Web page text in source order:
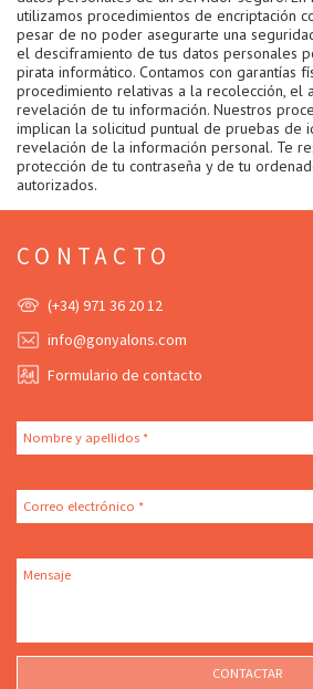
utilizamos procedimientos de encriptación
pesar de no poder asegurarte una
el desciframiento de tus datos personales
pirata informático. Contamos con garantías
procedimiento relativas a la recolección, el
revelación de tu información. Nuestros
implican la solicitud puntual de pruebas de
revelación de la información personal. Te
protección de tu contraseña y de tu
autorizados.
CONTACTO
(+34) 971 36 20 12
info@gonyalons.com
Formulario de contacto
Nombre y apellidos *
Correo electrónico *
Mensaje
CONTACTAR